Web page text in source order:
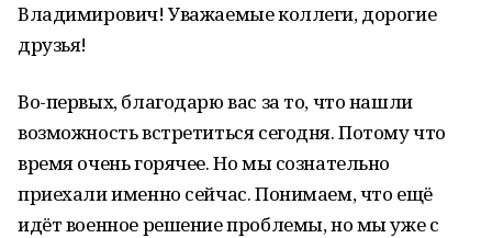
Владимирович! Уважаемые коллеги, дорогие
друзья!
Во-первых, благодарю вас за то, что нашли
возможность встретиться сегодня. Потому что
время очень горячее. Но мы сознательно
приехали именно сейчас. Понимаем, что ещё
идёт военное решение проблемы, но мы уже с